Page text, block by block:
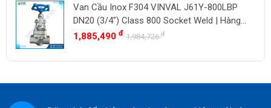
ASAHI
SWISSFLUID
KUNKLE
Van Cầu Inox F304 VINVAL J61Y-800LBP
DN20 (3/4") Class 800 Socket Weld | Hàng
Có Sẵn
1,885,490 đ 1,984,726đ